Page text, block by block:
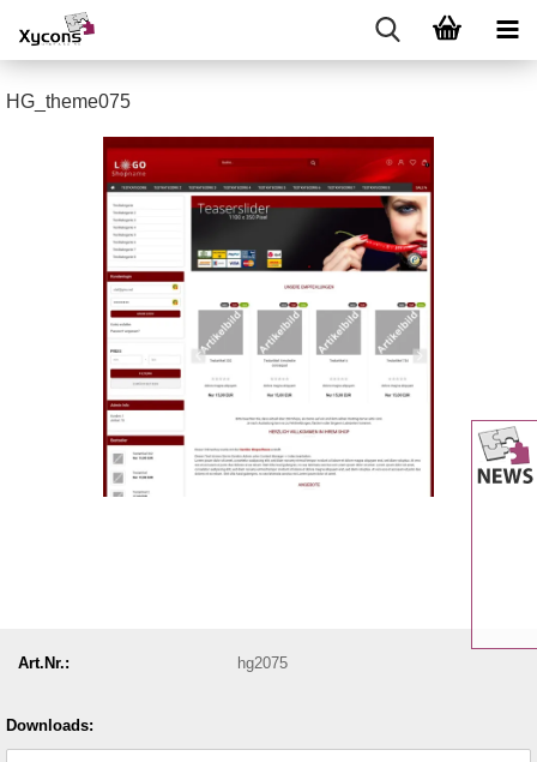
HG_theme075
Art.Nr.: hg2075
Downloads: